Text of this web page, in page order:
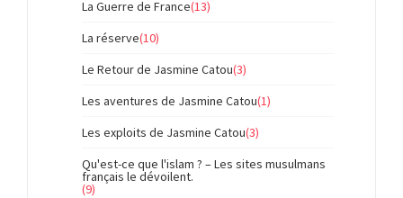
La Guerre de France(13)
La réserve(10)
Le Retour de Jasmine Catou(3)
Les aventures de Jasmine Catou(1)
Les exploits de Jasmine Catou(3)
Qu'est-ce que l'islam ? – Les sites musulmans
français le dévoilent.
(9)